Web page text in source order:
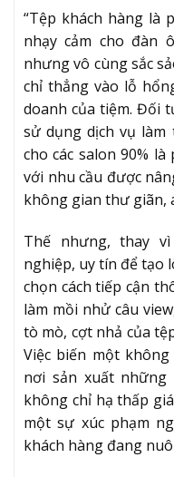
“Tệp khách hàng là
nhạy cảm cho đàn
nhưng vô cùng sắc
chỉ thẳng vào lỗ
doanh của tiệm. Đối
sử dụng dịch vụ làm
cho các salon 90%
với nhu cầu được
không gian thư giãn,
Thế nhưng, thay
nghiệp, uy tín để tạo
chọn cách tiếp cận
làm mồi nhử câu
tò mò, cợt nhả của
Việc biến một
nơi sản xuất những
không chỉ hạ thấp
một sự xúc phạm
khách hàng đang